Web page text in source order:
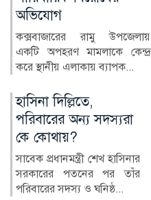
প্রশাসক নুরমহল আশরাফী
নিরাপদ, নিয়মিত ও বিধিসম্মত
অভিবাসনের মাধ্যমে বিদেশগামী
কর্মীদের প্রতারণার ঝুঁ...
স্বাস্থ্য সচিবকে সব
হাসপাতালে সার্কুলার
জারি করতে হবে:
হাইকোর্ট
দুর্ঘটনায় আহত ব্যক্তিদের
সরকারি ও বেসরকারি সব